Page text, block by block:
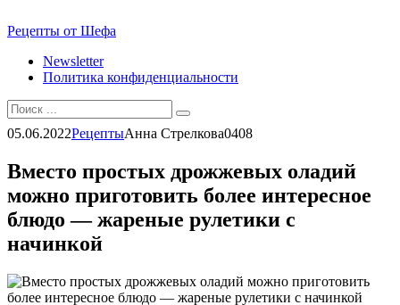
Перейти
контенту
Рецепты от Шефа
Newsletter
Политика конфиденциальности
Search
for:
05.06.2022РецептыАнна Стрелкова0408
Вместо простых дрожжевых оладий
можно приготовить более интересное
блюдо — жареные рулетики с
начинкой